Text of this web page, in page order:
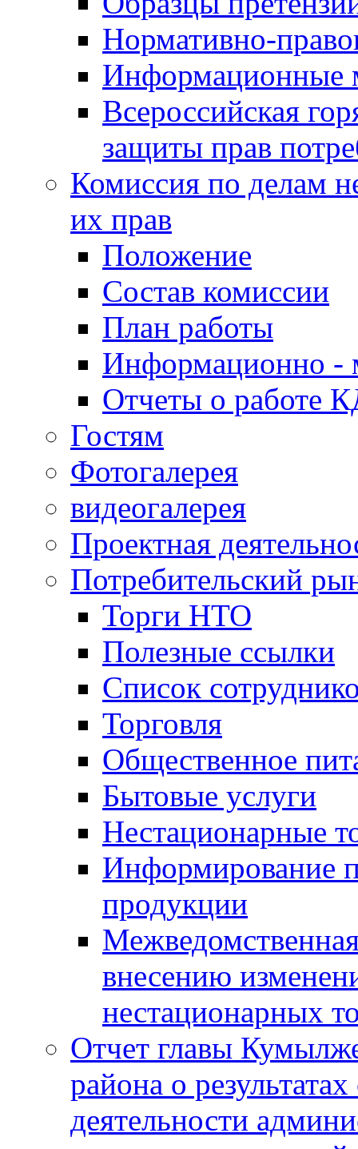
Нормативно-
Информационные
Всероссийская
защиты прав
Комиссия по делам
их прав
Положение
Состав комиссии
План работы
Информационно -
Отчеты о работе
Гостям
Фотогалерея
видеогалерея
Проектная
Потребительский
Торги НТО
Полезные ссылки
Список
Торговля
Общественное
Бытовые услуги
Нестационарные
Информирование
продукции
внесению
нестационарных
Отчет главы
района о
деятельности